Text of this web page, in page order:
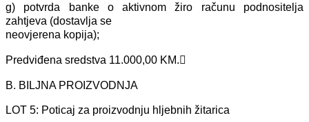
g) potvrda banke o aktivnom žiro računu podnositelja
zahtjeva (dostavlja se
neovjerena kopija);
Predviđena sredstva 11.000,00 KM.
B. BILJNA PROIZVODNJA
LOT 5: Poticaj za proizvodnju hljebnih žitarica